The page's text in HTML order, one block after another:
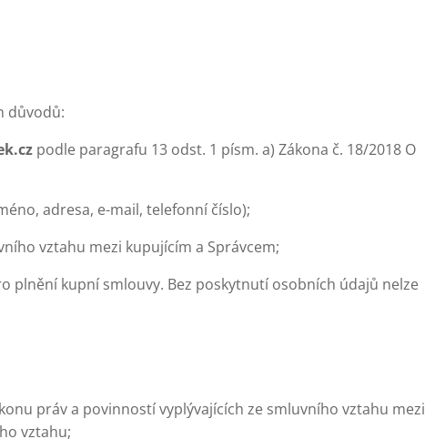
důvodů:
podle paragrafu 13 odst. 1 písm. a) Zákona č. 18/2018 O
adresa, e-mail, telefonní číslo);
vztahu mezi kupujícím a Správcem;
plnění kupní smlouvy. Bez poskytnutí osobních údajů nelze
práv a povinností vyplývajících ze smluvního vztahu mezi
vztahu;